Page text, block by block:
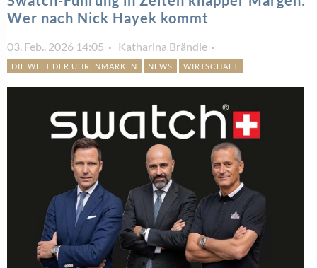
Wer nach Nick Hayek kommt
03. Feb.. 2026 14:05 Katharina Brändle
DIE WELT DER UHRENMARKEN NEWS WIRTSCHAFT